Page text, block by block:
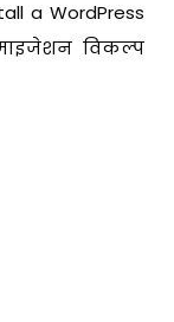
a WordPress
विकल्प